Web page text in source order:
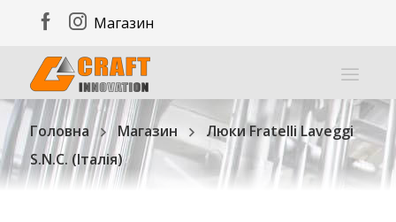
Магазин
Головна Магазин
Люки Fratelli Laveggi
S.N.C. (Італія)